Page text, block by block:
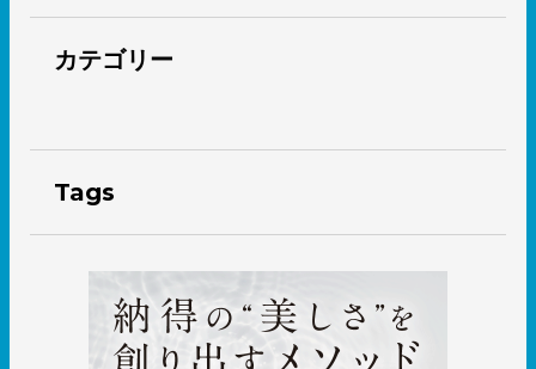
カテゴリー
Tags